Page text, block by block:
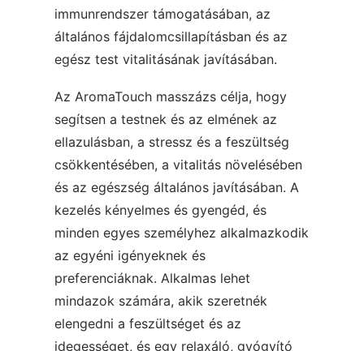
immunrendszer támogatásában, az
általános fájdalomcsillapításban és az
egész test vitalitásának javításában.
Az AromaTouch masszázs célja, hogy
segítsen a testnek és az elmének az
ellazulásban, a stressz és a feszültség
csökkentésében, a vitalitás növelésében
és az egészség általános javításában. A
kezelés kényelmes és gyengéd, és
minden egyes személyhez alkalmazkodik
az egyéni igényeknek és
preferenciáknak. Alkalmas lehet
mindazok számára, akik szeretnék
elengedni a feszültséget és az
idegességet, és egy relaxáló, gyógyító